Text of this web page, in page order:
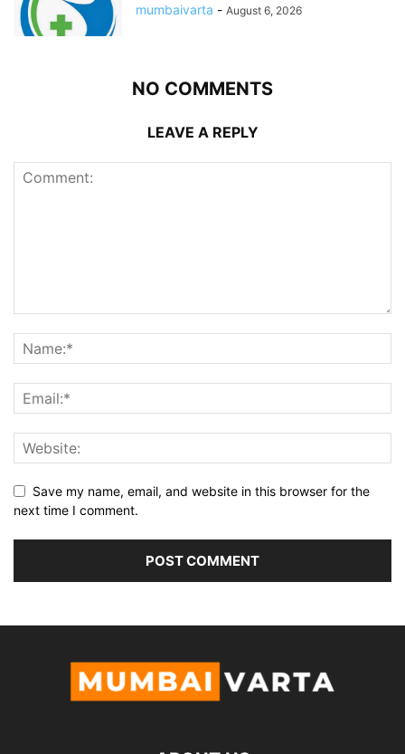
mumbaivarta - August 6, 2026
NO COMMENTS
LEAVE A REPLY
Save my name, email, and website in this browser for the
next time I comment.